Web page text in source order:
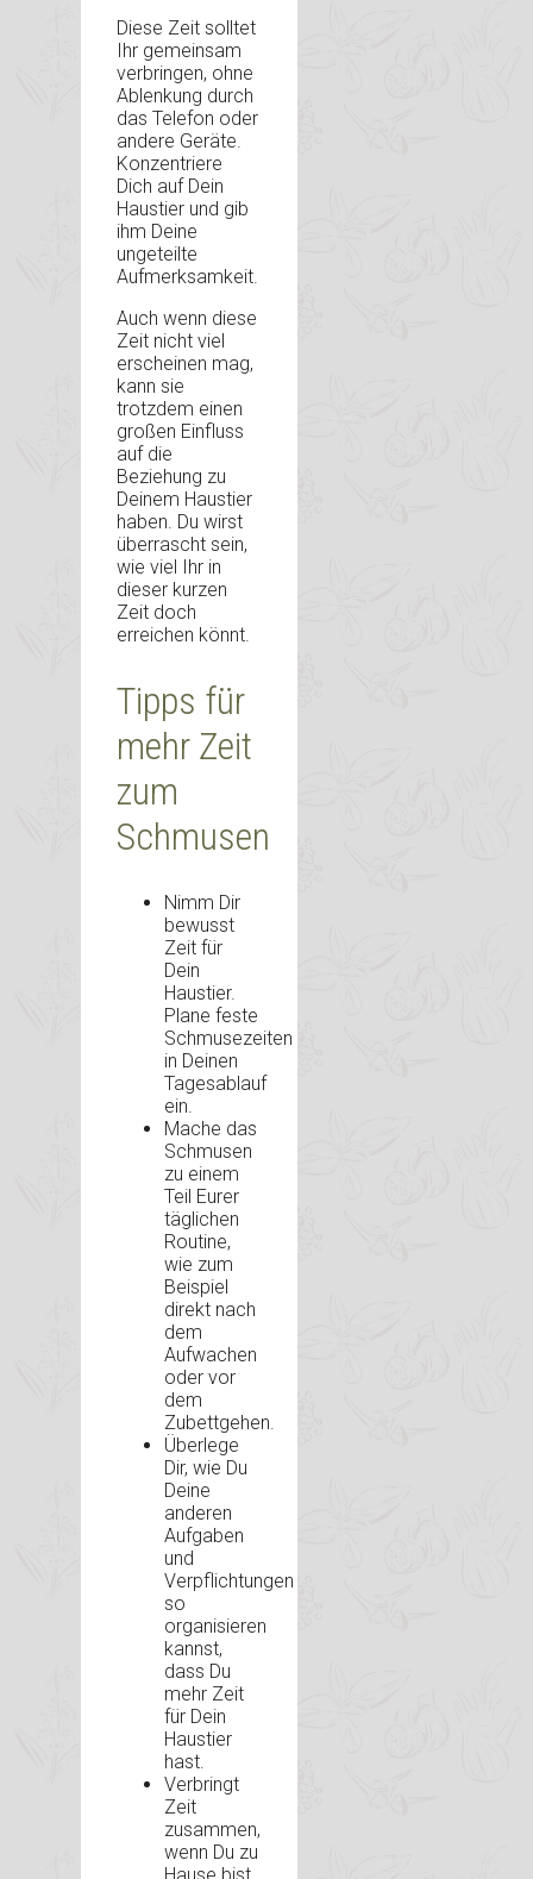
Diese Zeit solltet
Ihr gemeinsam
verbringen, ohne
Ablenkung durch
das Telefon oder
andere Geräte.
Konzentriere
Dich auf Dein
Haustier und gib
ihm Deine
ungeteilte
Aufmerksamkeit.
Auch wenn diese
Zeit nicht viel
erscheinen mag,
kann sie
trotzdem einen
großen Einfluss
auf die
Beziehung zu
Deinem Haustier
haben. Du wirst
überrascht sein,
wie viel Ihr in
dieser kurzen
Zeit doch
erreichen könnt.
Tipps für
mehr Zeit
zum
Schmusen
Nimm Dir
bewusst
Zeit für
Dein
Haustier.
Plane feste
Schmusezeiten
in Deinen
Tagesablauf
ein.
Mache das
Schmusen
zu einem
Teil Eurer
täglichen
Routine,
wie zum
Beispiel
direkt nach
dem
Aufwachen
oder vor
dem
Zubettgehen.
Überlege
Dir, wie Du
Deine
anderen
Aufgaben
und
Verpflichtungen
so
organisieren
kannst,
dass Du
mehr Zeit
für Dein
Haustier
hast.
Verbringt
Zeit
zusammen,
wenn Du zu
Hause bist.